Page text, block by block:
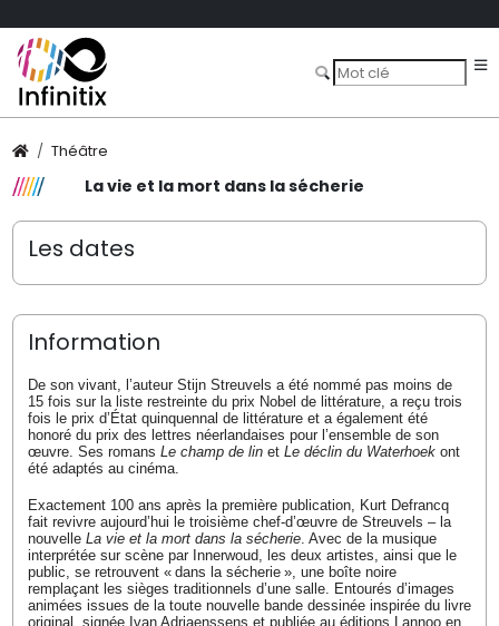
Théâtre
La vie et la mort dans la sécherie
Les dates
Information
De son vivant, l’auteur Stijn Streuvels a été nommé pas moins de
15 fois sur la liste restreinte du prix Nobel de littérature, a reçu trois
fois le prix d’État quinquennal de littérature et a également été
honoré du prix des lettres néerlandaises pour l’ensemble de son
œuvre. Ses romans Le champ de linet Le déclin du Waterhoekont
été adaptés au cinéma.
Exactement 100 ans après la première publication, Kurt Defrancq
fait revivre aujourd’hui le troisième chef-d’œuvre de Streuvels – la
nouvelle La vie et la mort dans la sécherie. Avec de la musique
interprétée sur scène par Innerwoud, les deux artistes, ainsi que le
public, se retrouvent « dans la sécherie », une boîte noire
remplaçant les sièges traditionnels d’une salle. Entourés d’images
animées issues de la toute nouvelle bande dessinée inspirée du livre
original, signée Ivan Adriaenssens et publiée au éditions Lannoo en